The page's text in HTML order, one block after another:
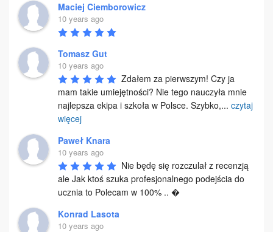
Maciej Ciemborowicz
10 years ago
Tomasz Gut
10 years ago
Zdałem za pierwszym! Czy ja
mam takie umiejętności? Nie tego nauczyła mnie
najlepsza ekipa i szkoła w Polsce. Szybko,... czytaj
więcej
Paweł Knara
10 years ago
Nie będę się rozczulał z recenzją
ale Jak ktoś szuka profesjonalnego podejścia do
ucznia to Polecam w 100% .. �
Konrad Lasota
10 years ago